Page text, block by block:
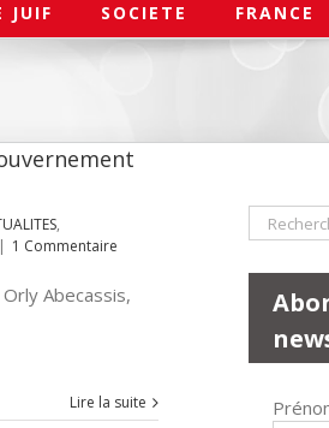
JUIF SOCIETE FRANCE
,
| 1 Commentaire
Abecassis,
Lire la suite